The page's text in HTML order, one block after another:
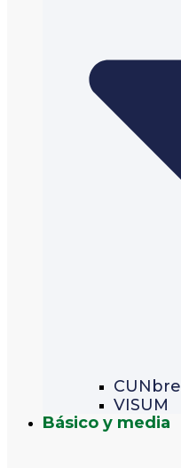
CUNbre
VISUM
Básico y media